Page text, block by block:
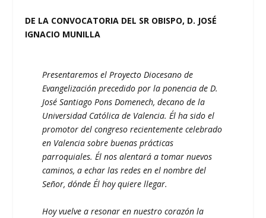
DE LA CONVOCATORIA DEL SR OBISPO, D. JOSÉ
IGNACIO MUNILLA
Presentaremos el Proyecto Diocesano de
Evangelización precedido por la ponencia de D.
José Santiago Pons Domenech, decano de la
Universidad Católica de Valencia. Él ha sido el
promotor del congreso recientemente celebrado
en Valencia sobre buenas prácticas
parroquiales. Él nos alentará a tomar nuevos
caminos, a echar las redes en el nombre del
Señor, dónde Él hoy quiere llegar.
Hoy vuelve a resonar en nuestro corazón la